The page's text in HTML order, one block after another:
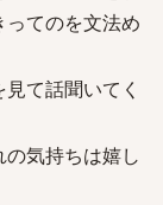
てのを文法め
て話聞いてく
気持ちは嬉し